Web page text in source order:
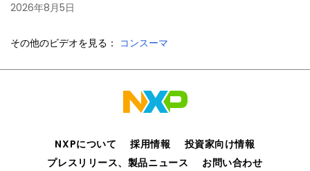
2026年8月5日
その他のビデオを見る： コンスーマ
NXPについて 採用情報
投資家向け情報
プレスリリース、製品ニュース
お問い合わせ